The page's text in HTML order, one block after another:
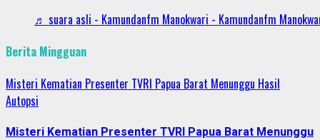
♬ suara asli - Kamundanfm Manokwari - Kamundanfm
Berita Mingguan
Misteri Kematian Presenter TVRI Papua Barat Menunggu Hasil
Autopsi
Misteri Kematian Presenter TVRI Papua Barat Menunggu